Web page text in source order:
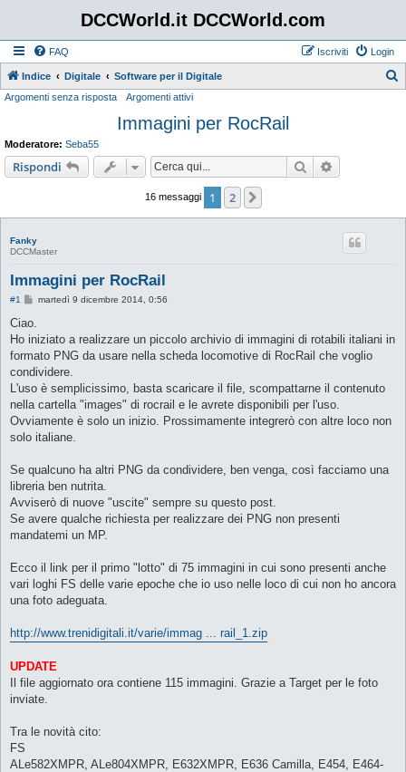
DCCWorld.it DCCWorld.com
FAQ Login
Iscriviti
Indice Digitale Software per il Digitale
Argomenti senza risposta Argomenti attivi
Immagini per RocRail
Moderatore: Seba55
Rispondi Cerca
16 messaggi 1 2
Fanky
DCCMaster
Immagini per RocRail
#1
M
a
g
i
o
martedì 9 dicembre 2014, 0:56
Ciao.
Ho iniziato a realizzare un piccolo archivio di immagini di rotabili italiani in
formato PNG da usare nella scheda locomotive di RocRail che voglio
condividere.
L'uso è semplicissimo, basta scaricare il file, scompattarne il contenuto
nella cartella "images" di rocrail e le avrete disponibili per l'uso.
Ovviamente è solo un inizio. Prossimamente integrerò con altre loco non
solo italiane.
Se qualcuno ha altri PNG da condividere, ben venga, così facciamo una
libreria ben nutrita.
Avviserò di nuove "uscite" sempre su questo post.
Se avere qualche richiesta per realizzare dei PNG non presenti
mandatemi un MP.
Ecco il link per il primo "lotto" di 75 immagini in cui sono presenti anche
vari loghi FS delle varie epoche che io uso nelle loco di cui non ho ancora
una foto adeguata.
http://www.trenidigitali.it/varie/immag ... rail_1.zip
UPDATE
Il file aggiornato ora contiene 115 immagini. Grazie a Target per le foto
inviate.
Tra le novità cito:
FS
ALe582XMPR, ALe804XMPR, E632XMPR, E636 Camilla, E454, E464-